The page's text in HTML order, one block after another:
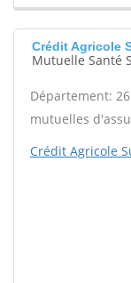
Crédit Agricole
Mutuelle Santé
Département: 26
mutuelles
Crédit Agricole